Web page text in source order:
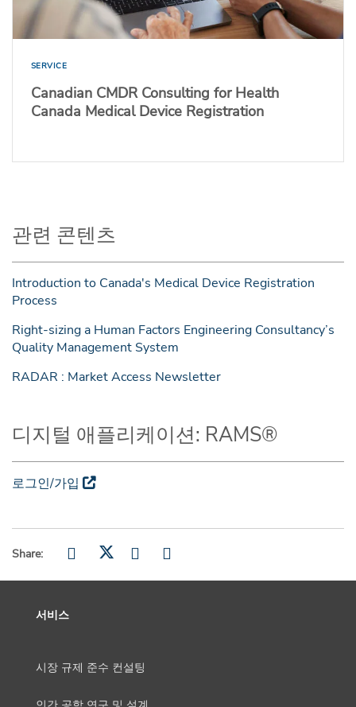
SERVICE
Canadian CMDR Consulting for Health
Canada Medical Device Registration
관련 콘텐츠
Introduction to Canada's Medical Device Registration
Process
Right-sizing a Human Factors Engineering Consultancy’s
Quality Management System
RADAR : Market Access Newsletter
디지털 애플리케이션: RAMS®
로그인/가입
Share:
서비스
시장 규제 준수 컨설팅